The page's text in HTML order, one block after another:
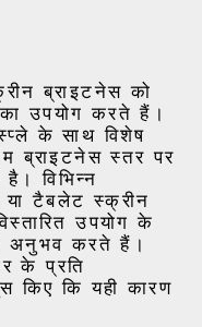
ब्राइटनेस को
उपयोग करते हैं।
के साथ विशेष
ब्राइटनेस स्तर पर
विभिन्न
टैबलेट स्क्रीन
उपयोग के
अनुभव करते हैं।
के प्रति
किए कि यही कारण